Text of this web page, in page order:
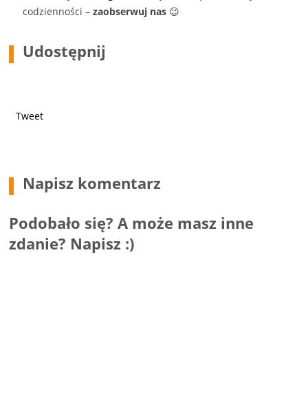
codzienności –zaobserwuj nas 😉
Udostępnij
Tweet
Napisz komentarz
Podobało się? A może masz inne
zdanie? Napisz :)